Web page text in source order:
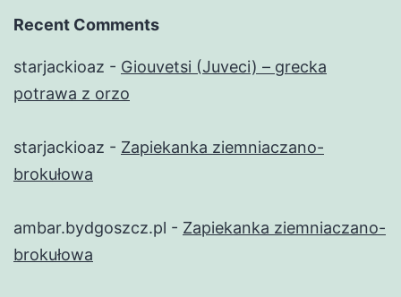
Recent Comments
starjackioaz - Giouvetsi (Juveci) – grecka
potrawa z orzo
starjackioaz - Zapiekanka ziemniaczano-
brokułowa
ambar.bydgoszcz.pl - Zapiekanka ziemniaczano-
brokułowa